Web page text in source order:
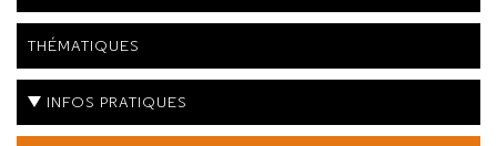
THÉMATIQUES
INFOS PRATIQUES